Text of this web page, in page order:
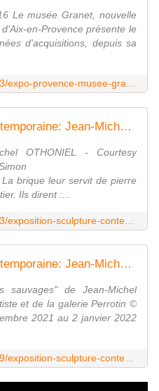
Le musée Granet, nouvelle
en-Provence présente le
d'acquisitions, depuis sa
Exposition Sculpture Contemporaine: Jean-Michel OTHONIEL« Oracles »
OTHONIEL - Courtesy
brique leur servit de pierre
Ils dirent :...
Exposition Sculpture Contemporaine: Jean-Michel OTHONIEL "Le Théorème de Narcisse" - ACTUART by Eric SIMON
sauvages" de Jean-Michel
et de la galerie Perrotin ©
2021 au 2 janvier 2022